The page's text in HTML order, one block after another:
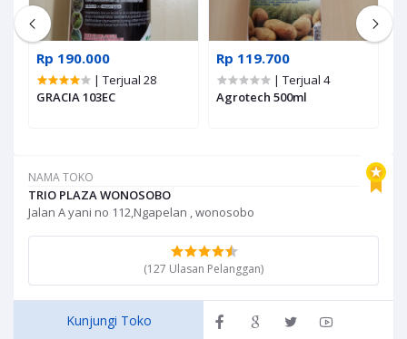
NAMA TOKO
TRIO PLAZA WONOSOBO
Jalan A yani no 112,Ngapelan , wonosobo
(127 Ulasan Pelanggan)
Kunjungi Toko
Rp 190.000
| Terjual 28
GRACIA 103EC
Rp 119.700
| Terjual 4
Agrotech 500ml